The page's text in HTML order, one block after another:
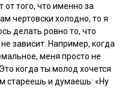
того, что именно за
чертовски холодно, то я
делать ровно то, что
зависит. Например, когда
меня просто не
когда ты молод хочется
стареешь и думаешь: «Ну